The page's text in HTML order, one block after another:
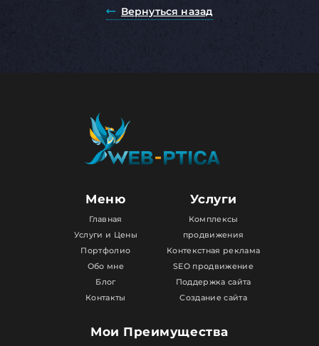
Вернуться назад
Меню
Главная
Услуги и Цены
Портфолио
Обо мне
Блог
Контакты
Услуги
Комплексы
продвижения
Контекстная реклама
SEO продвижение
Поддержка сайта
Создание сайта
Мои Преимущества